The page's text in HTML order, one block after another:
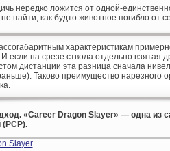
нередко ложится от одной-
найти, как будто животное погибло от
характеристикам
если на срезе ствола отдельно взятая
дистанции эта разница сначала
Таково преимущество нарезного
«Career Dragon Slayer» — одна
(PCP).